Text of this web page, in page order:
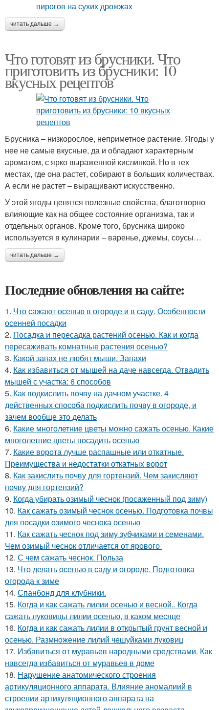
читать дальше →
Что готовят из брусники. Что
приготовить из брусники: 10
вкусных рецептов
Брусника – низкорослое, неприметное растение. Ягоды у
нее не самые вкусные, да и обладают характерным
ароматом, с ярко выраженной кислинкой. Но в тех
местах, где она растет, собирают в больших количествах.
А если не растет – выращивают искусственно.
У этой ягоды ценятся полезные свойства, благотворно
влияющие как на общее состояние организма, так и
отдельных органов. Кроме того, брусника широко
используется в кулинарии – варенье, джемы, соусы…
читать дальше →
Последние обновления на сайте:
1. Что сажают осенью в огороде и в саду. Особенности
осенней посадки
2. Посадка и пересадка растений осенью. Как и когда
пересаживать комнатные растения осенью?
3. Какой запах не любят мыши. Запахи
4. Как избавиться от мышей на даче навсегда. Отвадить
мышей с участка: 6 способов
5. Как подкислить почву на дачном участке. 4
действенных способа подкислить почву в огороде, и
зачем вообще это делать
6. Какие многолетние цветы можно сажать осенью. Какие
многолетние цветы посадить осенью
7. Какие ворота лучше распашные или откатные.
Преимущества и недостатки откатных ворот
8. Как закислить почву для гортензий. Чем закисляют
почву для гортензий?
9. Когда убирать озимый чеснок (посаженный под зиму)
10. Как сажать озимый чеснок осенью. Подготовка почвы
для посадки озимого чеснока осенью
11. Как сажать чеснок под зиму зубчиками и семенами.
Чем озимый чеснок отличается от ярового
12. С чем сажать чеснок. Польза
13. Что делать осенью в саду и огороде. Подготовка
огорода к зиме
14. Спанбонд для клубники.
15. Когда и как сажать лилии осенью и весной.. Когда
сажать луковицы лилии осенью, в каком месяце
16. Когда и как сажать лилии в открытый грунт весной и
осенью. Размножение лилий чешуйками луковиц
17. Избавиться от муравьев народными средствами. Как
навсегда избавиться от муравьев в доме
18. Нарушение анатомического строения
артикуляционного аппарата. Влияние аномалиий в
строении артикуляционного аппарата на